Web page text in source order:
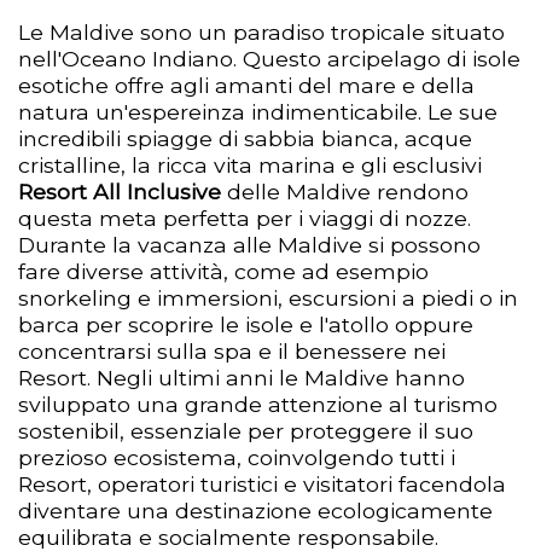
Le Maldive sono un paradiso tropicale situato
nell'Oceano Indiano. Questo arcipelago di isole
esotiche offre agli amanti del mare e della
natura un'espereinza indimenticabile. Le sue
incredibili spiagge di sabbia bianca, acque
cristalline, la ricca vita marina e gli esclusivi
Resort All Inclusive delle Maldive rendono
questa meta perfetta per i viaggi di nozze.
Durante la vacanza alle Maldive si possono
fare diverse attività, come ad esempio
snorkeling e immersioni, escursioni a piedi o in
barca per scoprire le isole e l'atollo oppure
concentrarsi sulla spa e il benessere nei
Resort. Negli ultimi anni le Maldive hanno
sviluppato una grande attenzione al turismo
sostenibil, essenziale per proteggere il suo
prezioso ecosistema, coinvolgendo tutti i
Resort, operatori turistici e visitatori facendola
diventare una destinazione ecologicamente
equilibrata e socialmente responsabile.